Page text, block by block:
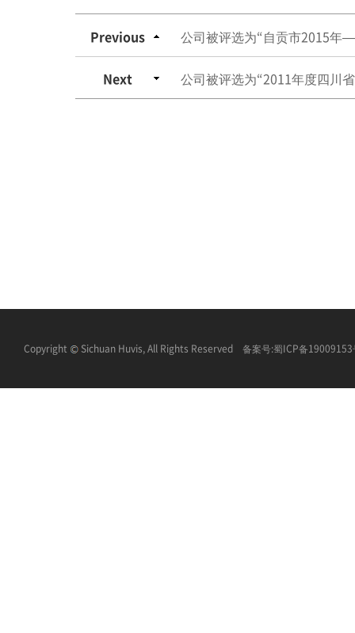
Previous 公司被评选为“自贡市2015年
Next 公司被评选为“2011年度四川
Copyright Sichuan Huvis, All Rights Reserved 备案号:蜀ICP备19009153